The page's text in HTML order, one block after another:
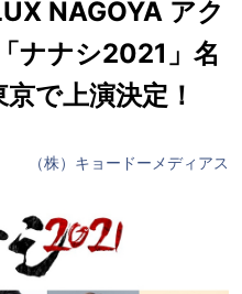
NAGOYA アク
ナナシ2021」名
で上演決定！
（株）キョードーメディアス